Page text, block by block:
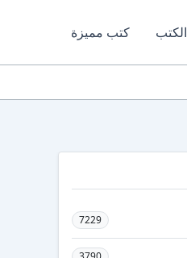
كتب مميزة
7229